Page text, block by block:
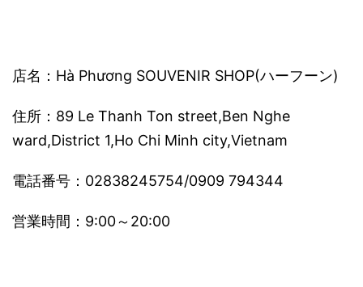
店名：Hà Phương SOUVENIR SHOP(ハーフーン)
住所：89 Le Thanh Ton street,Ben Nghe
ward,District 1,Ho Chi Minh city,Vietnam
電話番号：02838245754/0909 794344
営業時間：9:00～20:00